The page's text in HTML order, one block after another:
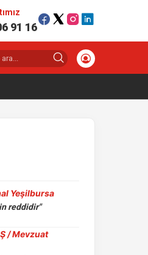
91 16
Yeşilbursa
reddidir"
/ Mevzuat